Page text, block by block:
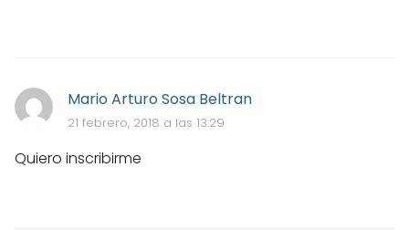
Mario Arturo Sosa Beltran
21 febrero, 2018 a las 13:29
Quiero inscribirme